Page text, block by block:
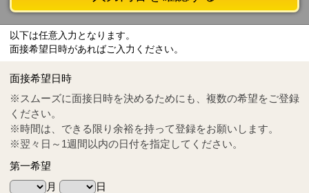
Tel
0570-55-0314
以下は任意入力となります。
面接希望日時があればご入力ください。
面接希望日時
※スムーズに面接日時を決めるためにも、複数の希望をご登録
ください。
※時間は、できる限り余裕を持って登録をお願いします。
※翌々日～1週間以内の日付を指定してください。
第一希望
月
日